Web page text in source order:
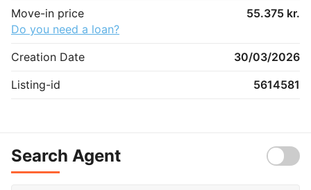
Move-in price
55.375 kr.
Do you need a loan?
Creation Date
30/03/2026
Listing-id
5614581
Search Agent